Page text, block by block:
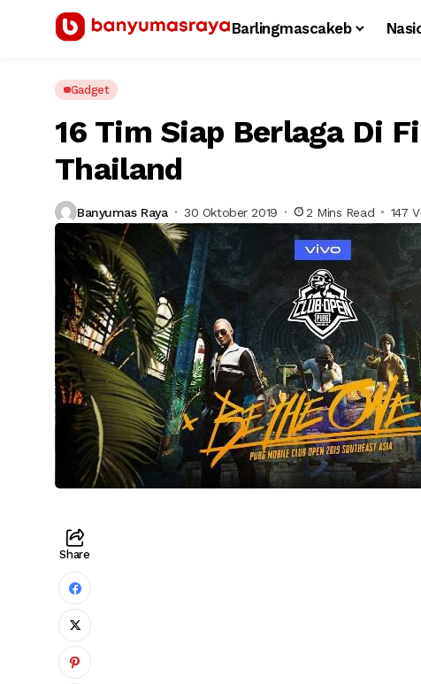
Barlingmascakeb
Gadget
16 Tim Siap Berlaga Di
Thailand
Banyumas Raya 30 Oktober 2019 2 Mins Read 147
Share